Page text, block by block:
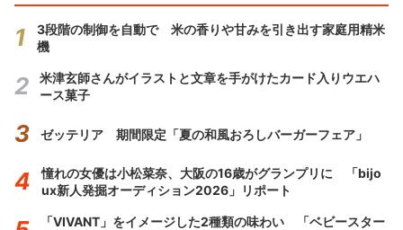
3段階の制御を自動で 米の香りや甘みを引き出す家庭用精米
機
米津玄師さんがイラストと文章を手がけたカード入りウエハ
ース菓子
ゼッテリア 期間限定「夏の和風おろしバーガーフェア」
憧れの女優は小松菜奈、大阪の16歳がグランプリに 「bijo
ux新人発掘オーディション2026」リポート
「VIVANT」をイメージした2種類の味わい 「ベビースター